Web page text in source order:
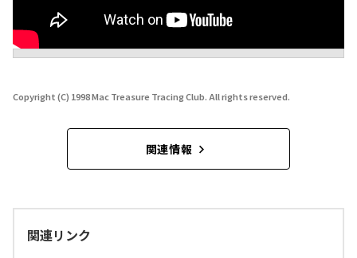
Copyright (C) 1998 Mac Treasure Tracing Club. All rights reserved.
関連情報
関連リンク